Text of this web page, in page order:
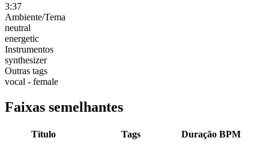
3:37
Ambiente/Tema
neutral
energetic
Instrumentos
synthesizer
Outras tags
vocal - female
Faixas semelhantes
Título Tags Duração BPM